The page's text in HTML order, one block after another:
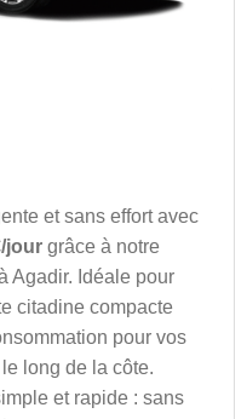
et sans effort avec
jour grâce à notre
Agadir. Idéale pour
citadine compacte
pour vos
long de la côte.
et rapide : sans